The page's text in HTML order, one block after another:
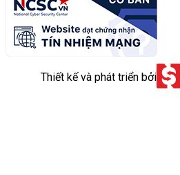
Thiết kế và phát triển bởi